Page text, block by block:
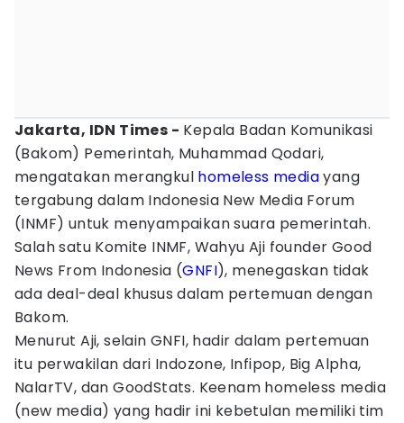
Jakarta, IDN Times - Kepala Badan Komunikasi
(Bakom) Pemerintah, Muhammad Qodari,
mengatakan merangkul homeless mediayang
tergabung dalam Indonesia New Media Forum
(INMF) untuk menyampaikan suara pemerintah.
Salah satu Komite INMF, Wahyu Aji founder Good
News From Indonesia (GNFI), menegaskan tidak
ada deal-deal khusus dalam pertemuan dengan
Bakom.
Menurut Aji, selain GNFI, hadir dalam pertemuan
itu perwakilan dari Indozone, Infipop, Big Alpha,
NalarTV, dan GoodStats. Keenam homeless media
(new media) yang hadir ini kebetulan memiliki tim